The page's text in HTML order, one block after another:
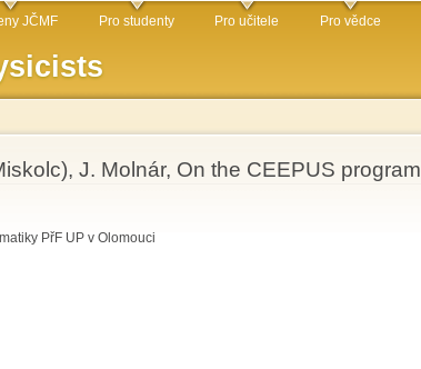
JČMF Pro studenty Pro učitele Pro vědce
J. Molnár, On the CEEPUS program
PřF UP v Olomouci